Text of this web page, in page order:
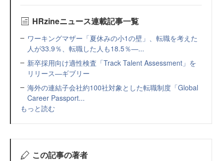
HRzineニュース連載記事一覧
ワーキングマザー「夏休みの小1の壁」、転職を考えた
人が33.9％、転職した人も18.5％—...
新卒採用向け適性検査「Track Talent Assessment」を
リリース—ギブリー
海外の連結子会社約100社対象とした転職制度「Global
Career Passport...
もっと読む
この記事の著者